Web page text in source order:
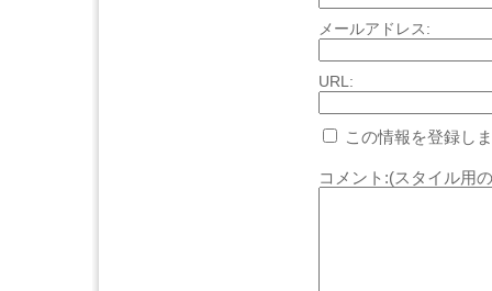
メールアドレス:
URL:
この情報を登録し
コメント:(スタイル用